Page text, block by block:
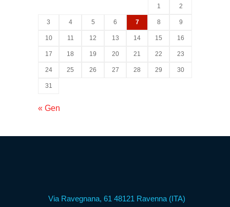
1 2
3 4 5 6 7 8 9
10 11 12 13 14 15 16
17 18 19 20 21 22 23
24 25 26 27 28 29 30
31
« Gen
Via Ravegnana, 61 48121 Ravenna (ITA)
Psicologica
Disbrigo